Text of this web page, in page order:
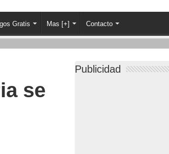
Gratis Mas [+] Contacto
se
Publicidad